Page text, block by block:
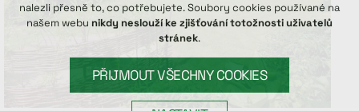
nalezli přesně to, co potřebujete. Soubory cookies používané na
našem webu nikdy neslouží ke zjišťování totožnosti uživatelů
stránek.
PŘIJMOUT VŠECHNY COOKIES